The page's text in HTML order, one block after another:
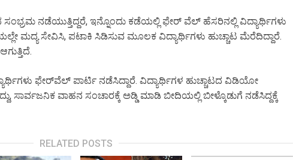
ನಡೆಯುತ್ತಿದ್ದರೆ, ಇನ್ನೊಂದು ಕಡೆಯಲ್ಲಿ ಫೇರ್ ವೆಲ್ ಹೆಸರಿನಲ್ಲಿ ವಿದ್ಯಾರ್ಥಿಗಳು
ಮದ್ಯ ಸೇವಿಸಿ, ಪಟಾಕಿ ಸಿಡಿಸುವ ಮೂಲಕ ವಿದ್ಯಾರ್ಥಿಗಳು ಹುಚ್ಚಾಟ ಮೆರೆದಿದ್ದಾರೆ.
ಫೇರ್‌ವೆಲ್ ಪಾರ್ಟಿ ನಡೆಸಿದ್ದಾರೆ. ವಿದ್ಯಾರ್ಥಿಗಳ ಹುಚ್ಚಾಟದ ವಿಡಿಯೋ
ಸಾರ್ವಜನಿಕ ವಾಹನ ಸಂಚಾರಕ್ಕೆ ಅಡ್ಡಿ ಮಾಡಿ ಬೀದಿಯಲ್ಲಿ ಬೀಳ್ಕೊಡುಗೆ ನಡೆಸಿದ್ದಕ್ಕೆ
RELATED POSTS